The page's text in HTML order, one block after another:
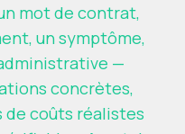
mot de contrat,
un symptôme,
—
concrètes,
coûts réalistes